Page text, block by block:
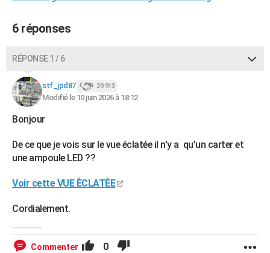
Dictionnaire
Biographies
Citations
Expressions
Proverbes
COPAINS D'AVANT
S'inscrire
Se connecter
Lycées
Collèges
Primaires
Universités
Entreprises
Service militaire
Avis de recherche
AVIS DE DÉCÈS
6 réponses
RÉPONSE 1 / 6
stf_jpd87 29 913
Modifié le 10 juin 2026 à 18:12
Bonjour
De ce que je vois sur le vue éclatée il n'y a qu'un carter et
une ampoule LED ??
Voir cette VUE ÈCLATÈE
Cordialement.
Commenter 0